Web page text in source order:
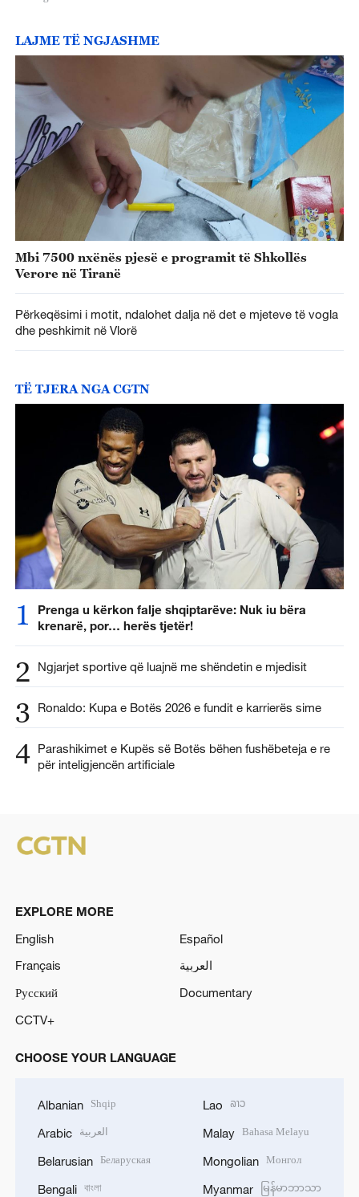
LAJME TË NGJASHME
Mbi 7500 nxënës pjesë e programit të Shkollës
Verore në Tiranë
Përkeqësimi i motit, ndalohet dalja në det e mjeteve të vogla
dhe peshkimit në Vlorë
TË TJERA NGA CGTN
1
Prenga u kërkon falje shqiptarëve: Nuk iu bëra
krenarë, por… herës tjetër!
2 Ngjarjet sportive që luajnë me shëndetin e mjedisit
3 Ronaldo: Kupa e Botës 2026 e fundit e karrierës sime
4 Parashikimet e Kupës së Botës bëhen fushëbeteja e re
për inteligjencën artificiale
EXPLORE MORE
English
Español
Français
العربية
Русский
Documentary
CCTV+
CHOOSE YOUR LANGUAGE
Albanian Shqip
Arabic العربية
Belarusian Беларуская
Bengali বাংলা
Lao ລາວ
Malay Bahasa Melayu
Mongolian Монгол
Myanmar မြန်မာဘာသာ